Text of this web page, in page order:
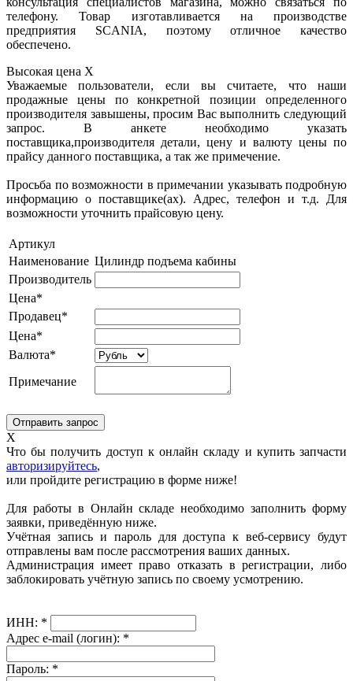
телефону. Товар изготавливается на производстве
предприятия SCANIA, поэтому отличное качество
обеспечено.
Высокая цена X
Уважаемые пользователи, если вы считаете, что наши
продажные цены по конкретной позиции определенного
производителя завышены, просим Вас выполнить следующий
запрос. В анкете необходимо указать
поставщика,производителя детали, цену и валюту цены по
прайсу данного поставщика, а так же примечение.
Просьба по возможности в примечании указывать подробную
информацию о поставщике(ах). Адрес, телефон и т.д. Для
возможности уточнить прайсовую цену.
Артикул
Наименование Цилиндр подъема кабины
Производитель
Цена*
Продавец*
Цена*
Валюта*
Примечание
X
Что бы получить доступ к онлайн складу и купить запчасти
авторизируйтесь,
или пройдите регистрацию в форме ниже!
Для работы в Онлайн складе необходимо заполнить форму
заявки, приведённую ниже.
Учётная запись и пароль для доступа к веб-сервису будут
отправлены вам после рассмотрения ваших данных.
Администрация имеет право отказать в регистрации, либо
заблокировать учётную запись по своему усмотрению.
ИНН: *
Адрес e-mail (логин): *
Пароль: *